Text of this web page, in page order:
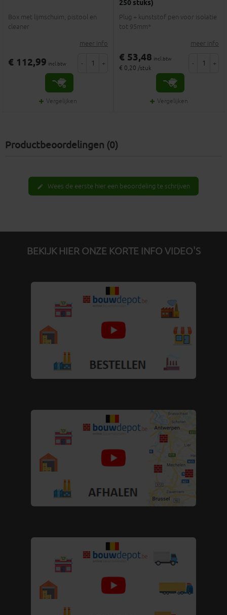
Box met lijmschuim, pistool en
cleaner
meer info
€ 112,99 incl.btw - +
Vergelijken
250 stuks)
Plug + kunststof pen voor isolatie
tot 95mm*
meer info
€ 53,48 incl.btw
€ 0,20 /stuk
- +
Vergelijken
Productbeoordelingen (0)
edit Wees de eerste hier een beoordeling te schrijven
BEKIJK HIER ONZE KORTE INFO VIDEO'S